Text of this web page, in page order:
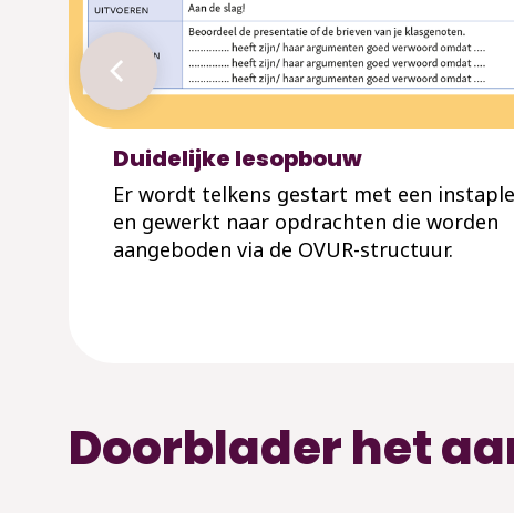
Duidelijke lesopbouw
Er wordt telkens gestart met een
en gewerkt naar opdrachten die worden
aangeboden via de OVUR-structuur.
Doorblader het